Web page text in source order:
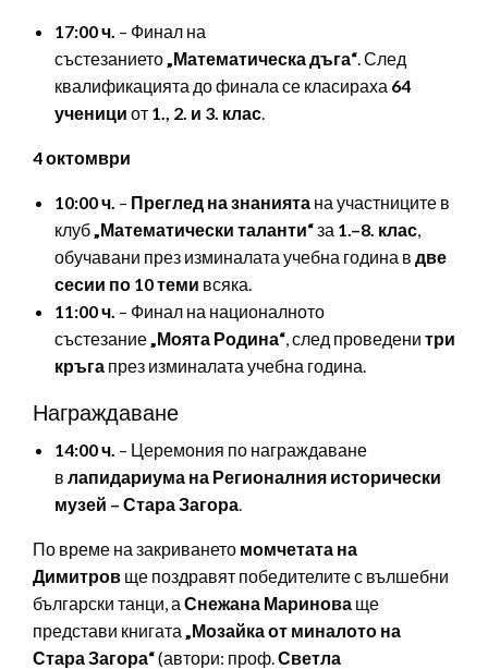
17:00 ч. – Финал на
състезанието„Математическа дъга“. След
квалификацията до финала се класираха 64
ученици от 1., 2. и 3. клас.
4 октомври
10:00 ч. – Преглед на знанията на участниците в
клуб„Математически таланти“за 1.–8. клас,
обучавани през изминалата учебна година в две
сесии по 10 теми всяка.
11:00 ч. – Финал на националното
състезание„Моята Родина“, след проведени три
кръга през изминалата учебна година.
Награждаване
14:00 ч. – Церемония по награждаване
в лапидариума на Регионалния исторически
музей – Стара Загора.
По време на закриването момчетата на
Димитров ще поздравят победителите с вълшебни
български танци, а Снежана Маринова ще
представи книгата „Мозайка от миналото на
Стара Загора“(автори: проф.Светла